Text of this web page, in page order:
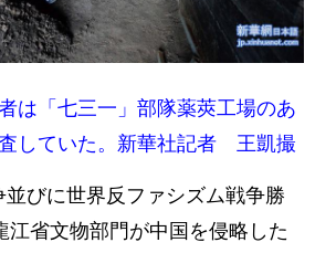
は「七三一」部隊薬莢工場のあ
していた。新華社記者 王凱撮
びに世界反ファシズム戦争勝
江省文物部門が中国を侵略した